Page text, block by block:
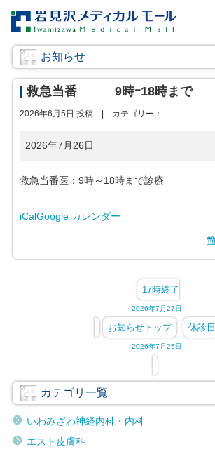
お知らせ
救急当番 9時ｰ18時まで
2026年6月5日 投稿 | カテゴリー：
当
9
2026年7月26日
救急当番医：9時～18時まで診療
iCalGoogle カレンダー
17時終了
2026年7月27日
お知らせトップ 休診日
2026年7月25日
カテゴリ一覧
いわみざわ神経内科・内科
エスト皮膚科